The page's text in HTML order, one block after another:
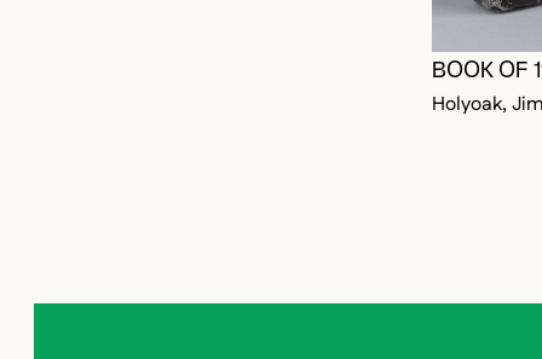
BOOK OF
Holyoak,